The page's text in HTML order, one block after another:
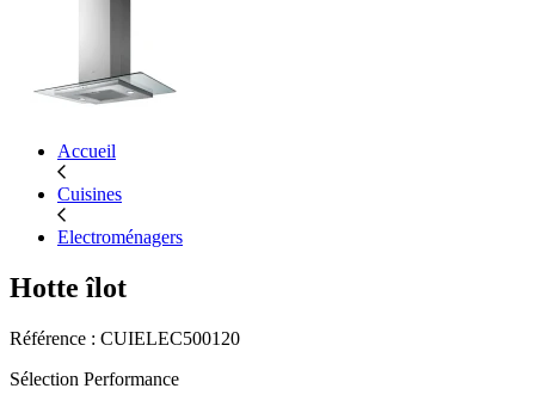
Accueil
Cuisines
Electroménagers
Hotte îlot
Référence : CUIELEC500120
Sélection Performance